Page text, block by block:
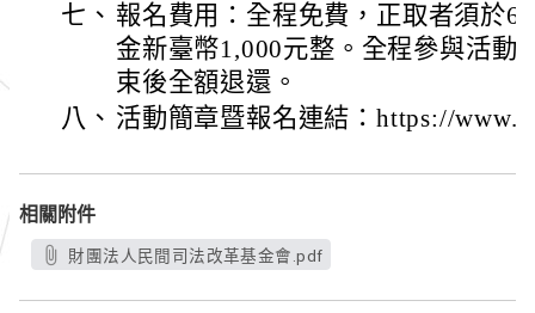
七、 報名費用：全程免費，正取者須於6
金新臺幣1,000元整。全程參與活動
束後全額退還。
八、 活動簡章暨報名連結：https://
相關附件
財團法人民間司法改革基金會.pdf